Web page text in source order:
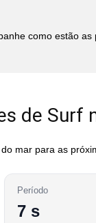
como estão
de Surf
mar para as
Período
7 s